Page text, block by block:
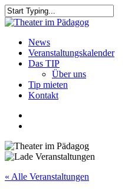
Skip
to
content
Close
search
Menu
News
Veranstaltungskalender
Das TIP
Über uns
Tip mieten
Kontakt
« Alle Veranstaltungen